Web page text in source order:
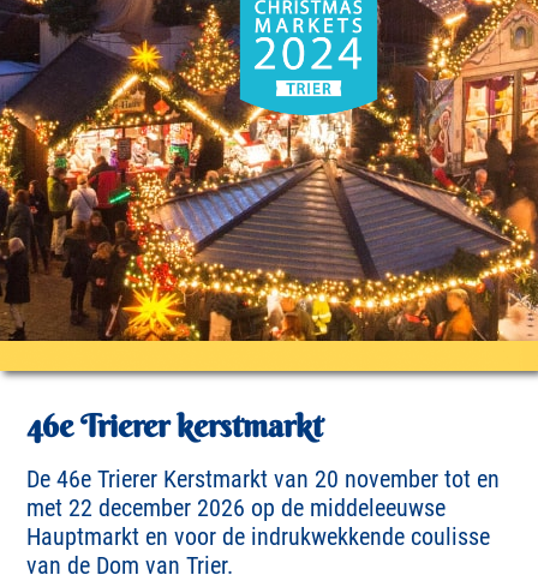
46e Trierer kerstmarkt
De 46e Trierer Kerstmarkt van 20 november tot en
met 22 december 2026 op de middeleeuwse
Hauptmarkt en voor de indrukwekkende coulisse
van de Dom van Trier.